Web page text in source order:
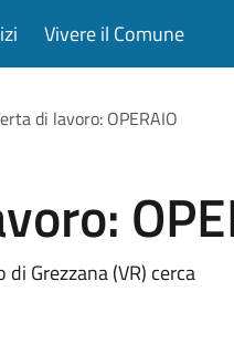
Vivere il Comune
di lavoro: OPERAIO
Grezzana (VR) cerca